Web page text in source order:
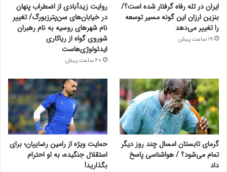
ایران در تله رفاه گرفتار شده است؟/
بنزین ارزان این گونه مسیر توسعه
را تغییر می‌دهد
19 ساعت پیش
روایت زیدآبادی از اضطراب پنهان
در خیابان‌های سن‌پترزبورگ/ تغییر
نام شهرهای روسیه به نام رهبران
شوروی گواه از ریاکاری
ایدئولوژی‌هاست
20 ساعت پیش
گرمای تابستان امسال چند روز دیگر
تمام می‌شود؟ / هواشناسی پاسخ
داد
حمایت ویژه از رامین رضاییان؛ برای
استقلال جنگیده، به او احترام
بگذارید!